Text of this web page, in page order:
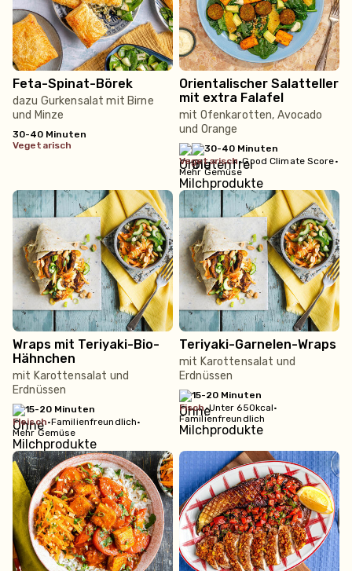
Feta-Spinat-Börek
dazu Gurkensalat mit Birne
und Minze
30-40 Minuten
vegetarisch
Orientalischer Salatteller
mit extra Falafel
mit Ofenkarotten, Avocado
und Orange
30-40 Minuten
vegetarisch•Good Climate Score•
Mehr Gemüse
Wraps mit Teriyaki-Bio-
Hähnchen
mit Karottensalat und
Erdnüssen
15-20 Minuten
fleisch•Familienfreundlich•
Mehr Gemüse
Teriyaki-Garnelen-Wraps
mit Karottensalat und
Erdnüssen
15-20 Minuten
fisch•Unter 650kcal•
Familienfreundlich